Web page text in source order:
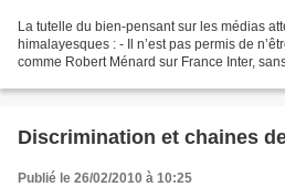
La tutelle du bien-pensant sur les médias
himalayesques : - Il n’est pas permis de
comme Robert Ménard sur France Inter,
Discrimination et chaines
Publié le 26/02/2010 à 10:25